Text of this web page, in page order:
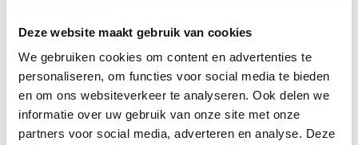
Deze website maakt gebruik van cookies
We gebruiken cookies om content en advertenties te
personaliseren, om functies voor social media te bieden
en om ons websiteverkeer te analyseren. Ook delen we
informatie over uw gebruik van onze site met onze
partners voor social media, adverteren en analyse. Deze
Katoen
Materiaal 2
Polycotton
Lengte
210 cm